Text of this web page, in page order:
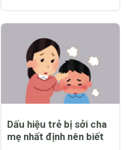
Dấu hiệu trẻ bị sởi cha
mẹ nhất định nên biết